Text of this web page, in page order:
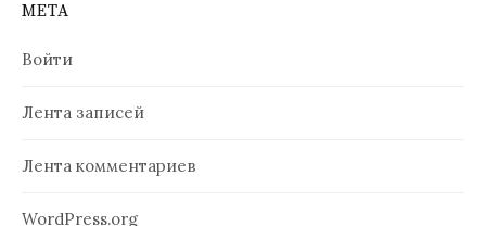
МЕТА
Войти
Лента записей
Лента комментариев
WordPress.org